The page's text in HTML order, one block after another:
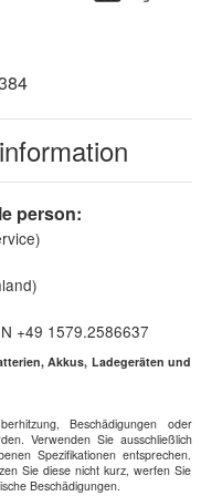
person:
+49 1579.2586637
Akkus, Ladegeräten und
Beschädigungen oder
Verwenden Sie ausschließlich
Spezifikationen entsprechen.
Sie diese nicht kurz, werfen Sie
Beschädigungen.